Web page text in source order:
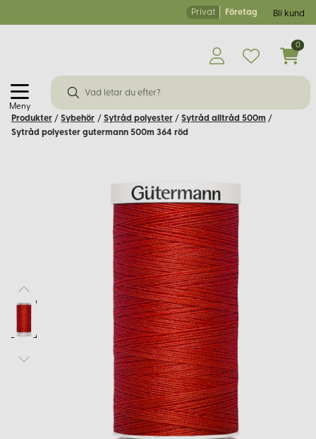
Privat Företag Bli kund
Meny
0
Produkter / Sybehör / Sytråd polyester / Sytråd alltråd 500m /
Sytråd polyester gutermann 500m 364 röd